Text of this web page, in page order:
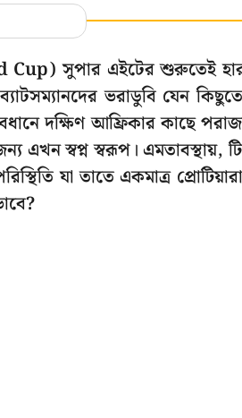
Cup) সুপার এইটের শুরুতেই
ভরাডুবি যেন
দক্ষিণ আফ্রিকার কাছে
এখন স্বপ্ন স্বরূপ। এমতাবস্থায়,
যা তাতে একমাত্র